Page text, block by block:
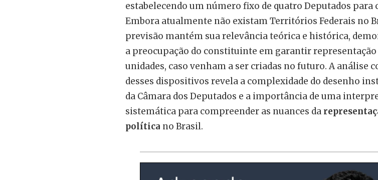
estabelecendo um número fixo de quatro Deputados para
Embora atualmente não existam Territórios Federais no
previsão mantém sua relevância teórica e histórica,
a preocupação do constituinte em garantir representação
unidades, caso venham a ser criadas no futuro. A análise
desses dispositivos revela a complexidade do desenho
da Câmara dos Deputados e a importância de uma
sistemática para compreender as nuances da
política no Brasil.